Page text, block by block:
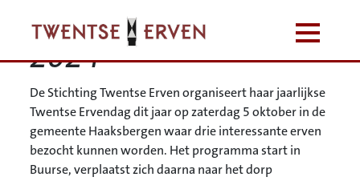
Maand:september
2024
De Stichting Twentse Erven organiseert haar jaarlijkse
Twentse Ervendag dit jaar op zaterdag 5 oktober in de
gemeente Haaksbergen waar drie interessante erven
bezocht kunnen worden. Het programma start in
Buurse, verplaatst zich daarna naar het dorp